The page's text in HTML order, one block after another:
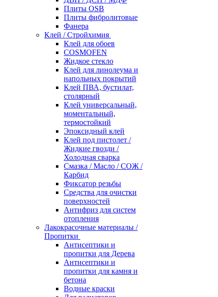
Плиты OSB
Плиты фибролитовые
Фанера
Клей / Стройхимия
Клей для обоев
COSMOFEN
Жидкое стекло
Клей для линолеума и
напольных покрытий
Клей ПВА, бустилат,
столярный
Клей универсальный,
моментальный,
термостойкий
Эпоксидный клей
Клей под пистолет /
Жидкие гвозди /
Холодная сварка
Смазка / Масло / СОЖ /
Карбид
Фиксатор резьбы
Средства для очистки
поверхностей
Антифриз для систем
отопления
Лакокрасочные материалы /
Пропитки
Антисептики и
пропитки для Дерева
Антисептики и
пропитки для камня и
бетона
Водные краски